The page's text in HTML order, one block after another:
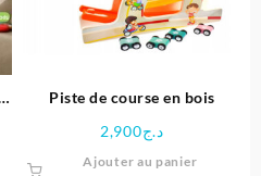
Piste de course en bois
د.ج2,900
Ajouter au panier